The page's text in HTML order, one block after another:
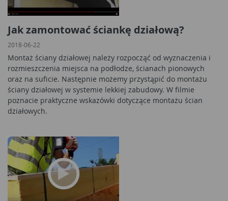
Jak zamontować ściankę działową?
2018-06-22
Montaż ściany działowej należy rozpocząć od wyznaczenia i
rozmieszczenia miejsca na podłodze, ścianach pionowych
oraz na suficie. Następnie możemy przystąpić do montażu
ściany działowej w systemie lekkiej zabudowy. W filmie
poznacie praktyczne wskazówki dotyczące montażu ścian
działowych.